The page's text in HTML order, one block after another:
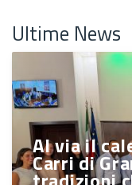
Ultime News
Al via il
Carri di